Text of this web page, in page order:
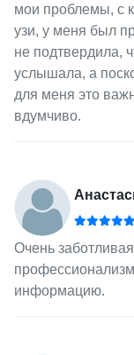
мои проблемы, с
узи, у меня был
не подтвердила,
услышала, а
для меня это
вдумчиво.
Очень
информацию.